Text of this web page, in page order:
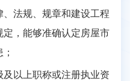
法规、规章和建设工程
，能够准确认定房屋市
以上职称或注册执业资